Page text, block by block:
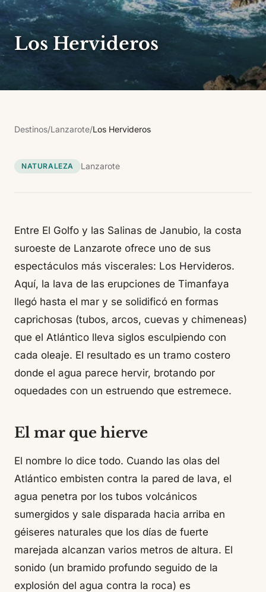
Los Hervideros
Destinos/Lanzarote/Los Hervideros
NATURALEZA Lanzarote
Entre El Golfo y las Salinas de Janubio, la costa
suroeste de Lanzarote ofrece uno de sus
espectáculos más viscerales: Los Hervideros.
Aquí, la lava de las erupciones de Timanfaya
llegó hasta el mar y se solidificó en formas
caprichosas (tubos, arcos, cuevas y chimeneas)
que el Atlántico lleva siglos esculpiendo con
cada oleaje. El resultado es un tramo costero
donde el agua parece hervir, brotando por
oquedades con un estruendo que estremece.
El mar que hierve
El nombre lo dice todo. Cuando las olas del
Atlántico embisten contra la pared de lava, el
agua penetra por los tubos volcánicos
sumergidos y sale disparada hacia arriba en
géiseres naturales que los días de fuerte
marejada alcanzan varios metros de altura. El
sonido (un bramido profundo seguido de la
explosión del agua contra la roca) es